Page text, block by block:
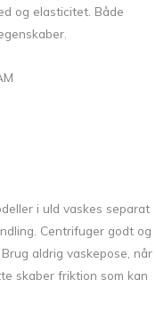
og elasticitet. Både
i uld vaskes separat
Centrifuger godt og
aldrig vaskepose, når
skaber friktion som kan